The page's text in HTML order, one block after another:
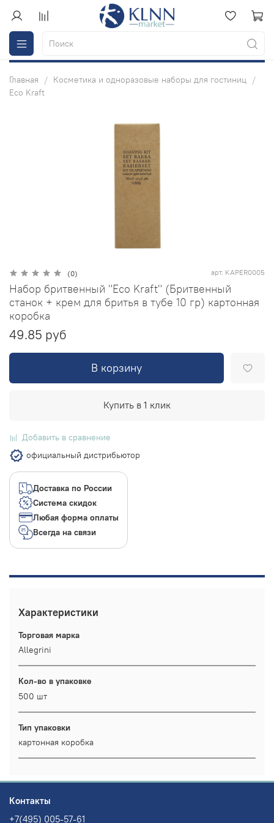
Главная
Косметика и одноразовые наборы для гостиниц
Eco Kraft
(0) арт. KAPER0005
Набор бритвенный "Eco Kraft" (Бритвенный
станок + крем для бритья в тубе 10 гр) картонная
коробка
49.85 руб
В корзину
Купить в 1 клик
Добавить в сравнение
официальный дистрибьютор
Доставка по России
Система скидок
Любая форма оплаты
Всегда на связи
Характеристики
Торговая марка
Allegrini
Кол-во в упаковке
500 шт
Тип упаковки
картонная коробка
Контакты
+7(495) 005-57-61